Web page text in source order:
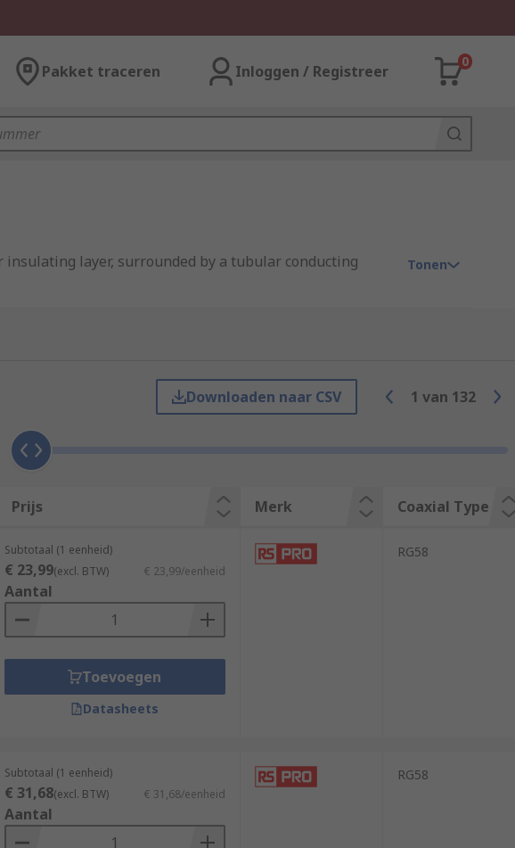
Pakket traceren Inloggen / Registreer
0
layer, surrounded by a tubular conducting
computer network (Internet) connections, digital audio
different kinds of coaxial cables available, we
Tonen
Downloaden naar CSV 1 van 132
Prijs Merk Coaxial Type
Subtotaal (1 eenheid)
€ 23,99(excl. BTW) € 23,99/eenheid
Aantal
Toevoegen
Datasheets
RG58
Subtotaal (1 eenheid)
€ 31,68(excl. BTW) € 31,68/eenheid
Aantal
RG58